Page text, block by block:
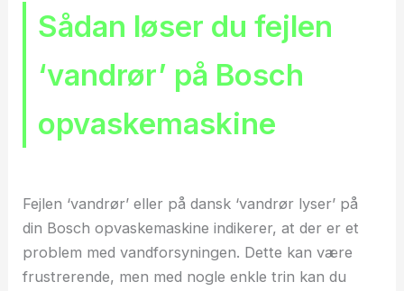
Sådan løser du fejlen
‘vandrør’ på Bosch
opvaskemaskine
Fejlen ‘vandrør’ eller på dansk ‘vandrør lyser’ på
din Bosch opvaskemaskine indikerer, at der er et
problem med vandforsyningen. Dette kan være
frustrerende, men med nogle enkle trin kan du